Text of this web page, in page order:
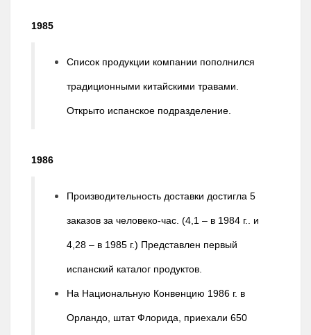
1985
Список продукции компании пополнился
традиционными китайскими травами.
Открыто испанское подразделение.
1986
Производительность доставки достигла 5
заказов за человеко-час. (4,1 – в 1984 г.. и
4,28 – в 1985 г.) Представлен первый
испанский каталог продуктов.
На Национальную Конвенцию 1986 г. в
Орландо, штат Флорида, приехали 650